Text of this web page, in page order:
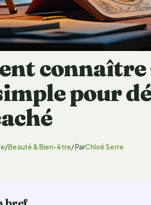
connaître
pour
/Beauté & Bien-être/ ParChloé Serre